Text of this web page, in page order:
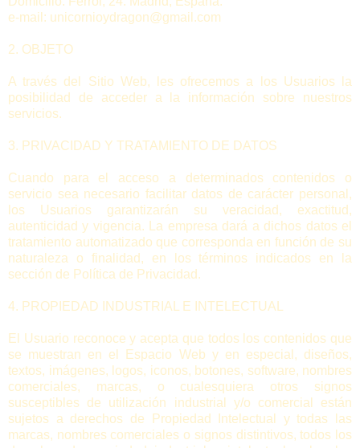
e-mail: unicornioydragon@gmail.com
2. OBJETO
A través del Sitio Web, les ofrecemos a los Usuarios la
posibilidad de acceder a la información sobre nuestros
servicios.
3. PRIVACIDAD Y TRATAMIENTO DE DATOS
Cuando para el acceso a determinados contenidos o
servicio sea necesario facilitar datos de carácter personal,
los Usuarios garantizarán su veracidad, exactitud,
autenticidad y vigencia. La empresa dará a dichos datos el
tratamiento automatizado que corresponda en función de su
naturaleza o finalidad, en los términos indicados en la
sección de Política de Privacidad.
4. PROPIEDAD INDUSTRIAL E INTELECTUAL
El Usuario reconoce y acepta que todos los contenidos que
se muestran en el Espacio Web y en especial, diseños,
textos, imágenes, logos, iconos, botones, software, nombres
comerciales, marcas, o cualesquiera otros signos
susceptibles de utilización industrial y/o comercial están
sujetos a derechos de Propiedad Intelectual y todas las
marcas, nombres comerciales o signos distintivos, todos los